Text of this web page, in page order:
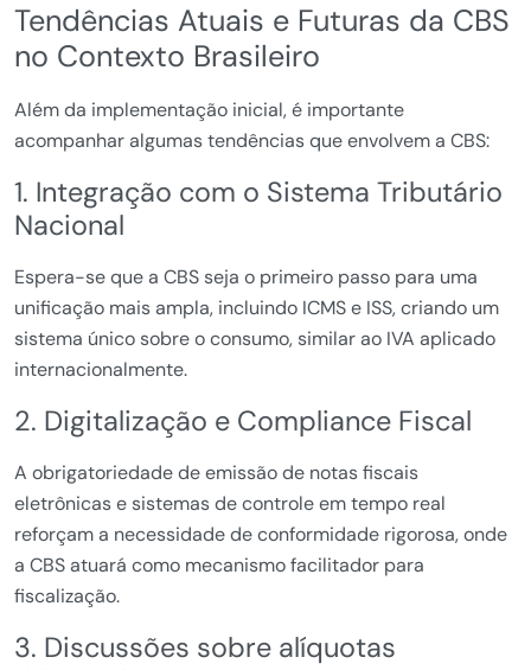
Tendências Atuais e Futuras da CBS
no Contexto Brasileiro
Além da implementação inicial, é importante
acompanhar algumas tendências que envolvem a CBS:
1. Integração com o Sistema Tributário
Nacional
Espera-se que a CBS seja o primeiro passo para uma
unificação mais ampla, incluindo ICMS e ISS, criando um
sistema único sobre o consumo, similar ao IVA aplicado
internacionalmente.
2. Digitalização e Compliance Fiscal
A obrigatoriedade de emissão de notas fiscais
eletrônicas e sistemas de controle em tempo real
reforçam a necessidade de conformidade rigorosa, onde
a CBS atuará como mecanismo facilitador para
fiscalização.
3. Discussões sobre alíquotas